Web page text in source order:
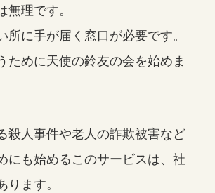
無理です。
所に手が届く窓口が必要です。
ために天使の鈴友の会を始めま
殺人事件や老人の詐欺被害など
にも始めるこのサービスは、社
ます。